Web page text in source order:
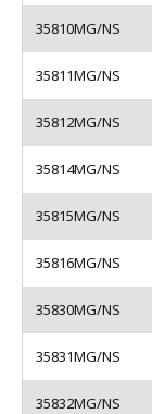
35810MG/NS
35811MG/NS
35812MG/NS
35814MG/NS
35815MG/NS
35816MG/NS
35830MG/NS
35831MG/NS
35832MG/NS